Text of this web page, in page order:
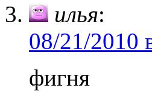
илья:
08/21/2010
фигня